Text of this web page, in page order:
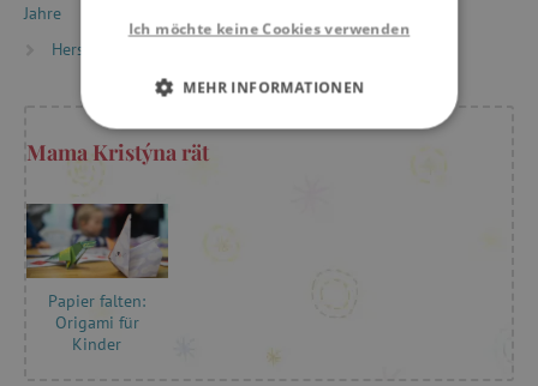
Jahre
Hersteller
Mama Kristýna rät
Papier falten:
Origami für
Kinder
Ich möchte keine Cookies verwenden
MEHR INFORMATIONEN
UNBEDINGT ERFORDERLICH
TARGETING